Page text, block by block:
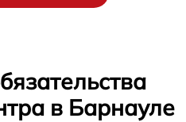
в Барнауле